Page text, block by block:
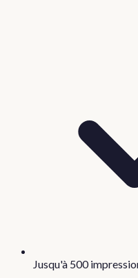
Jusqu'à 500